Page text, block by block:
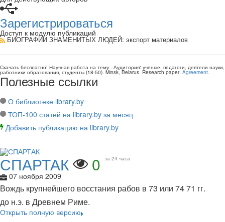
Зарегистрироваться
Доступ к модулю публикаций
БИОГРАФИИ ЗНАМЕНИТЫХ ЛЮДЕЙ: экспорт материалов
Скачать бесплатно! Научная работа на тему . Аудитория: ученые, педагоги, деятели науки,
работники образования, студенты (18-50). Minsk, Belarus. Research paper. Agreement.
Полезные ссылки
О библиотеке library.by
ТОП-100 статей на library.by за месяц
Добавить публикацию на library.by
СПАРТАК 0 за 24 часа
07 ноября 2009
Вождь крупнейшего восстания рабов в 73 или 74 71 гг.
до н.э. в Древнем Риме.
Открыть полную версию